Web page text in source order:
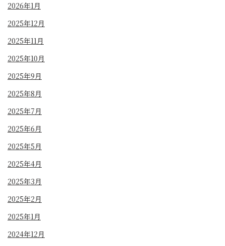
2026年1月
2025年12月
2025年11月
2025年10月
2025年9月
2025年8月
2025年7月
2025年6月
2025年5月
2025年4月
2025年3月
2025年2月
2025年1月
2024年12月